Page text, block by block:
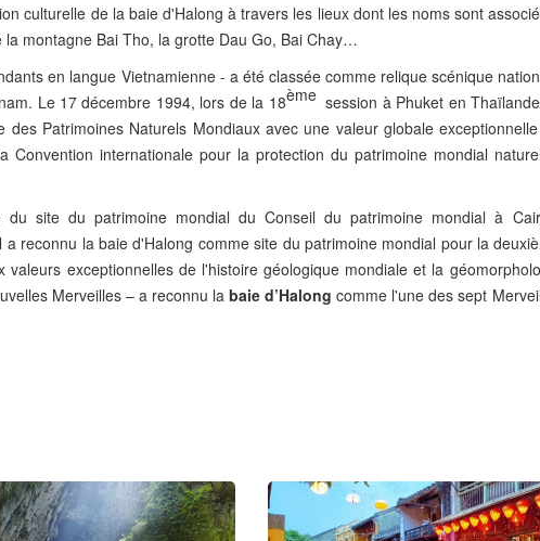
culturelle de la baie d'Halong à travers les lieux dont les noms sont
montagne Bai Tho, la grotte Dau Go, Bai Chay…
en langue Vietnamienne - a été classée comme relique scénique
Le 17 décembre 1994, lors de la 18èmesession à Phuket en
Patrimoines Naturels Mondiaux avec une valeur globale
internationale pour la protection du patrimoine mondial
du site du patrimoine mondial du Conseil du patrimoine mondial à
reconnu la baie d'Halong comme site du patrimoine mondial pour la
exceptionnelles de l'histoire géologique mondiale et la
Merveilles – a reconnu labaie d’Halong comme l'une des sept